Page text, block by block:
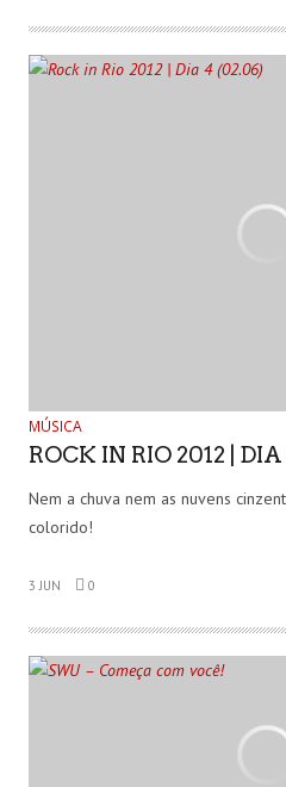
MÚSICA
ROCK IN RIO 2012 |
Nem a chuva nem as nuvens
colorido!
3 JUN 0